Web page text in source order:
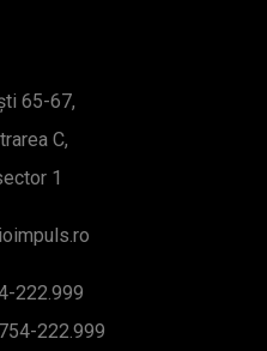
65-67,
C,
1
222.999
222.999